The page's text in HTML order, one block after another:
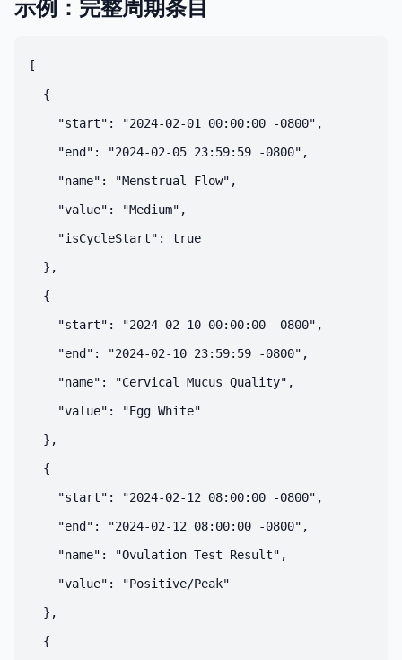
示例：完整周期条目
[
  {
    "start": "2024-02-01 00:00:00 -0800",
    "end": "2024-02-05 23:59:59 -0800",
    "name": "Menstrual Flow",
    "value": "Medium",
    "isCycleStart": true
  },
  {
    "start": "2024-02-10 00:00:00 -0800",
    "end": "2024-02-10 23:59:59 -0800",
    "name": "Cervical Mucus Quality",
    "value": "Egg White"
  },
  {
    "start": "2024-02-12 08:00:00 -0800",
    "end": "2024-02-12 08:00:00 -0800",
    "name": "Ovulation Test Result",
    "value": "Positive/Peak"
  },
  {